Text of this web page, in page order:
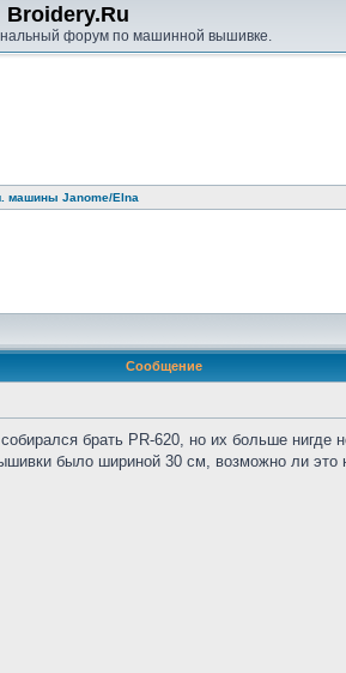
Broidery.Ru
форум по машинной вышивке.
Janome/Elna
Сообщение
брать PR-620, но их больше нигде
было шириной 30 см, возможно ли это